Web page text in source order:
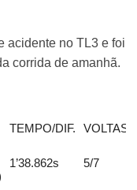
acidente no TL3 e foi
corrida de amanhã.
TEMPO/DIF. VOLTAS
1’38.862s 5/7